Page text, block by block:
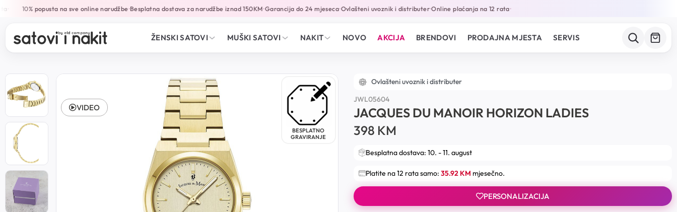
10% popusta na sve online narudžbe•Besplatna dostava za narudžbe iznad 150KM•Garancija do 24 mjeseca•Ovlašteni uvoznik i distributer•Online plaćanja na 12 rata•
ŽENSKI SATOVI MUŠKI SATOVI NAKIT NOVO AKCIJA BRENDOVI PRODAJNA MJESTA SERVIS
BESPLATNO
GRAVIRANJE
VIDEO
Ovlašteni uvoznik i distributer
JWL05604
JACQUES DU MANOIR HORIZON LADIES
398 KM
Besplatna dostava: 10. - 11. august
Platite na 12 rata samo: 35.92 KM mjesečno.
PERSONALIZACIJA